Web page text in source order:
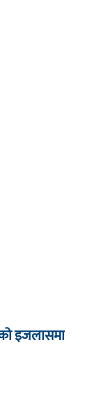
इजलासमा